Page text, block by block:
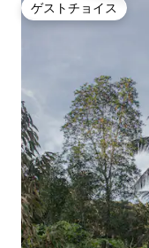
ゲストチョイス
ゲストチョイス